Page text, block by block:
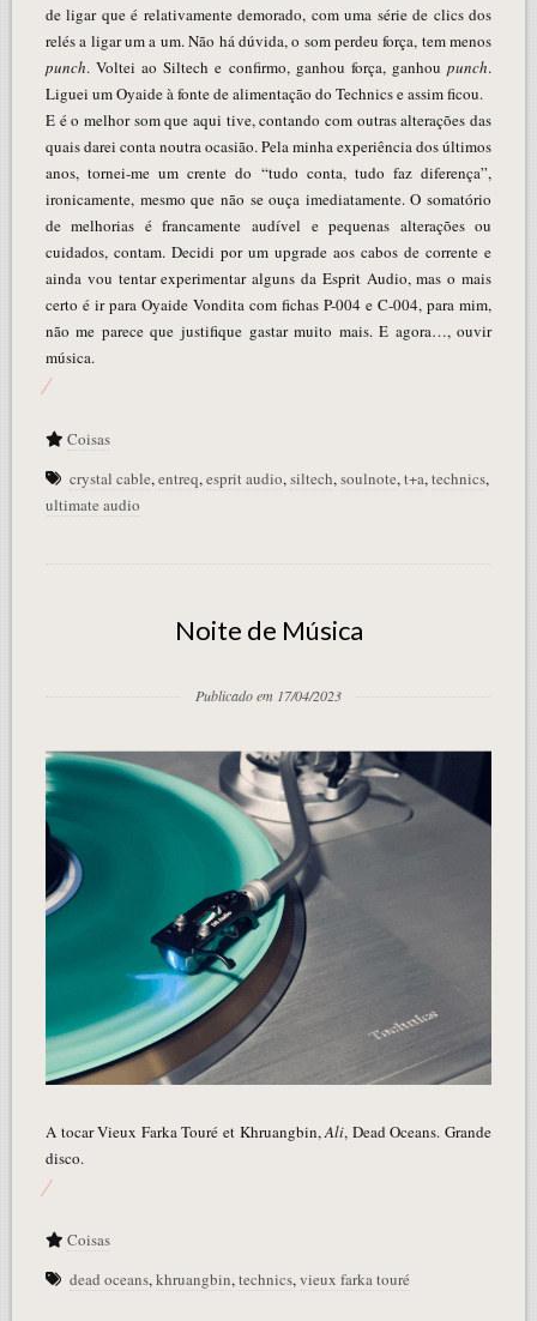
de ligar que é relativamente demorado, com uma série de clics dos
relés a ligar um a um. Não há dúvida, o som perdeu força, tem menos
punch. Voltei ao Siltech e confirmo, ganhou força, ganhoupunch.
Liguei um Oyaide à fonte de alimentação do Technics e assim ficou.
E é o melhor som que aqui tive, contando com outras alterações das
quais darei conta noutra ocasião. Pela minha experiência dos últimos
anos, tornei-me um crente do “tudo conta, tudo faz diferença”,
ironicamente, mesmo que não se ouça imediatamente. O somatório
de melhorias é francamente audível e pequenas alterações ou
cuidados, contam. Decidi por um upgrade aos cabos de corrente e
ainda vou tentar experimentar alguns da Esprit Audio, mas o mais
certo é ir para Oyaide Vondita com fichas P-004 e C-004, para mim,
não me parece que justifique gastar muito mais. E agora…, ouvir
música.
Coisas
crystal cable,entreq,esprit audio,siltech,soulnote,t+a,technics,
ultimate audio
Noite de Música
Publicado em 17/04/2023
A tocar Vieux Farka Touré et Khruangbin,Ali, Dead Oceans. Grande
disco.
Coisas
dead oceans,khruangbin,technics,vieux farka touré